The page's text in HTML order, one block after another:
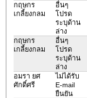
กฤษกร
เกลี้ยงกลม
อื่นๆ
โปรด
ระบุด้าน
ล่าง
กฤษกร
เกลี้ยงกลม
อื่นๆ
โปรด
ระบุด้าน
ล่าง
อมรา ยศ
ศักดิ์ศรี
ไม่ได้รับ
E-mail
ยืนยัน